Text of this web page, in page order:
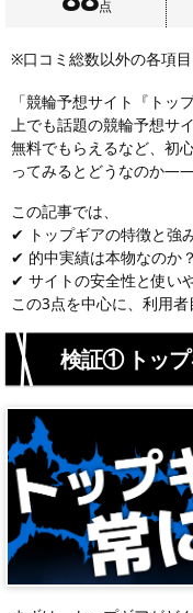
点
※口コミ総数以外の各項
「競輪予想サイト『トッ
上でも話題の競輪予想サ
無料でもらえるなど、初
ってみるとどうなのか――
この記事では、
✔ トップギアの特徴と強
✔ 的中実績は本物なのか？
✔ サイトの安全性と使い
この3点を中心に、利用
検証① トップ